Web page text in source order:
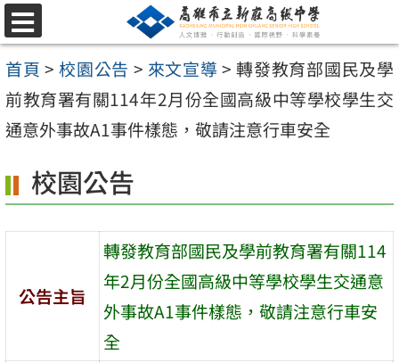
跳
至
主
要
內
區
選
單
首頁 > 校園公告 > 來文宣導 > 轉發教育部國民及學
前教育署有關114年2月份全國高級中等學校學生交
通意外事故A1事件樣態，敬請注意行車安全
校園公告
公告主旨
轉發教育部國民及學前教育署有關114
年2月份全國高級中等學校學生交通意
外事故A1事件樣態，敬請注意行車安
全